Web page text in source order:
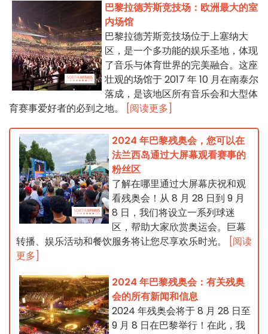
巴黎拉德芳斯竞技场：欧洲最大的室
内场馆
巴黎拉德芳斯竞技场位于上塞纳大
区，是一个多功能的娱乐圣地，体现
了音乐与体育世界的完美融合。这座
壮观的场馆于 2017 年 10 月在南泰尔
落成，是该地区所有音乐会和大型体
育赛事爱好者的必到之地。
[阅读更多]
2024 年巴黎残奥会，您可以在
法兰西岛通过大屏幕观看赛事的
粉丝区
了解在哪里通过大屏幕庆祝和观
看残奥会！从 8 月 28 日到 9 月
8 日，我们将设立一系列球迷
区，帮助大家欣赏奥运会。巨幕
转播、娱乐活动和餐饮服务将让您尽享欢乐时光。
[阅读
更多]
2024 年巴黎残奥会：有关残奥
会的所有新闻和信息
2024 年残奥会将于 8 月 28 日至
9 月 8 日在巴黎举行！在此，我